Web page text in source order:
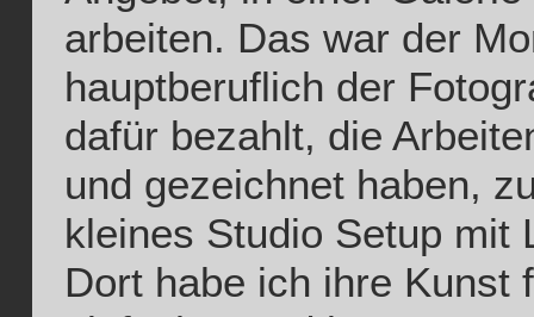
arbeiten. Das war der
hauptberuflich der
dafür bezahlt, die
und gezeichnet haben,
kleines Studio Setup mit
Dort habe ich ihre Kunst